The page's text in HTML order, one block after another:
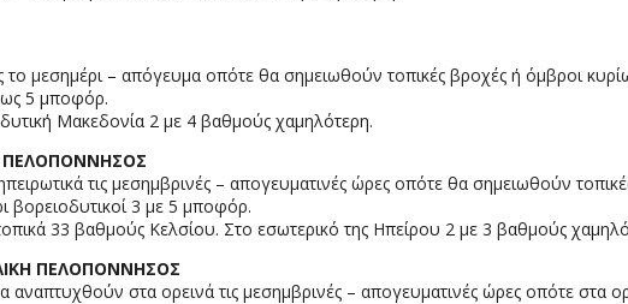
το μεσημέρι – απόγευμα οπότε θα σημειωθούν τοπικές βροχές ή όμβροι
5 μποφόρ.
Μακεδονία 2 με 4 βαθμούς χαμηλότερη.
ΠΕΛΟΠΟΝΝΗΣΟΣ
τις μεσημβρινές – απογευματινές ώρες οπότε θα σημειωθούν
βορειοδυτικοί 3 με 5 μποφόρ.
33 βαθμούς Κελσίου. Στο εσωτερικό της Ηπείρου 2 με 3 βαθμούς
ΠΕΛΟΠΟΝΝΗΣΟΣ
αναπτυχθούν στα ορεινά τις μεσημβρινές – απογευματινές ώρες οπότε στα